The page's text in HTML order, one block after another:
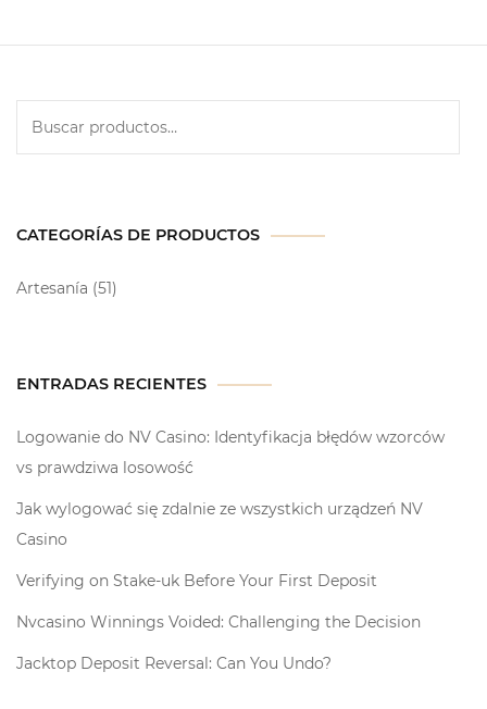
CATEGORÍAS DE PRODUCTOS
Artesanía (51)
ENTRADAS RECIENTES
Logowanie do NV Casino: Identyfikacja błędów wzorców
vs prawdziwa losowość
Jak wylogować się zdalnie ze wszystkich urządzeń NV
Casino
Verifying on Stake-uk Before Your First Deposit
Nvcasino Winnings Voided: Challenging the Decision
Jacktop Deposit Reversal: Can You Undo?